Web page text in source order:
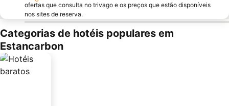
ofertas que consulta no trivago e os preços que estão disponíveis
nos sites de reserva.
Categorias de hotéis populares em
Estancarbon